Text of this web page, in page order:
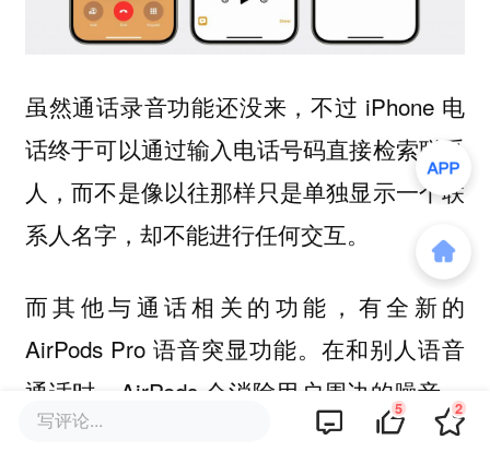
虽然通话录音功能还没来，不过 iPhone 电
话终于可以通过输入电话号码直接检索联系
人，而不是像以往那样只是单独显示一个联
系人名字，却不能进行任何交互。
而其他与通话相关的功能，有全新的
AirPods Pro 语音突显功能。在和别人语音
通话时，AirPods 会消除用户周边的噪音，
突显用户的声音，使对方听到自己的声音更
写评论... 5 2